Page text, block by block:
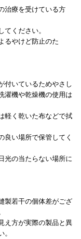
治療を受けている方
てください。
るやけど防止のた
付いているためやさし
濯機や乾燥機の使用は
軽く乾いた布などで拭
良い場所で保管してく
光の当たらない場所に
製若干の個体差がござ
え方が実際の製品と異